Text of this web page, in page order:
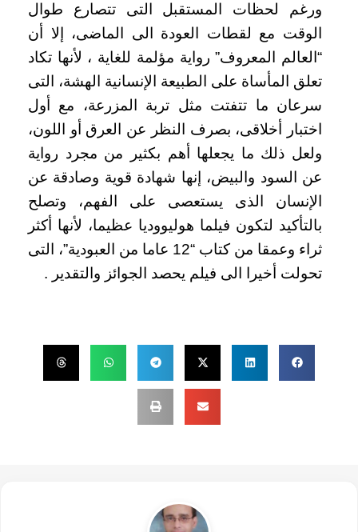
ورغم لحظات المستقبل التى تتصارع طوال
الوقت مع لقطات العودة الى الماضى، إلا أن
“العالم المعروف” رواية مؤلمة للغاية ، لأنها تكاد
تعلق المأساة على الطبيعة الإنسانية الهشة، التى
سرعان ما تتفتت مثل تربة المزرعة، مع أول
اختبار أخلاقى، بصرف النظر عن العرق أو اللون،
ولعل ذلك ما يجعلها أهم بكثير من مجرد رواية
عن السود والبيض، إنها شهادة قوية وصادقة عن
الإنسان الذى يستعصى على الفهم، وتصلح
بالتأكيد لتكون فيلما هوليووديا عظيما، لأنها أكثر
ثراء وعمقا من كتاب “12 عاما من العبودية”، التى
تحولت أخيرا الى فيلم يحصد الجوائز والتقدير .